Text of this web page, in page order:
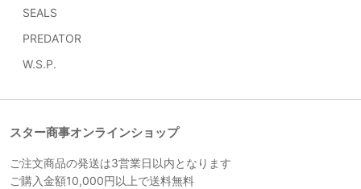
スター商事オンラインショップ
ご注文商品の発送は3営業日以内となります
ご購入金額10,000円以上で送料無料
SEALS
PREDATOR
W.S.P.